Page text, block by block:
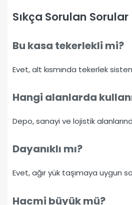
Sıkça Sorulan Sorular
Bu kasa tekerlekli mi?
Evet, alt kısmında tekerlek
Hangi alanlarda
Depo, sanayi ve lojistik
Dayanıklı mı?
Evet, ağır yük taşımaya uygun
Hacmi büyük mü?